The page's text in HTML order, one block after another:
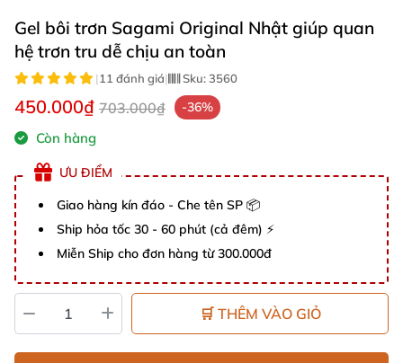
Gel bôi trơn Sagami Original Nhật giúp quan
hệ trơn tru dễ chịu an toàn
|11 đánh giá| Sku:3560
450.000₫ 703.000₫ -36%
Còn hàng
ƯU ĐIỂM
Giao hàng kín đáo - Che tên SP 📦
Ship hỏa tốc 30 - 60 phút (cả đêm) ⚡
Miễn Ship cho đơn hàng từ 300.000đ
🛒 THÊM VÀO GIỎ